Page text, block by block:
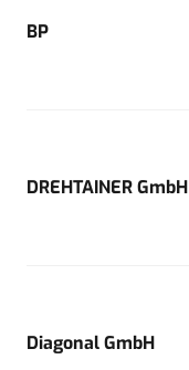
BP
DREHTAINER GmbH
Diagonal GmbH